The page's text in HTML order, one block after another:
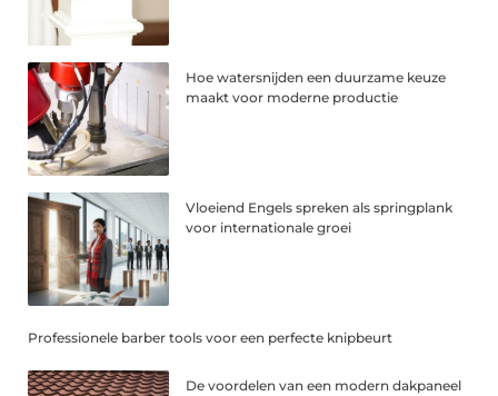
Hoe watersnijden een duurzame keuze
maakt voor moderne productie
Vloeiend Engels spreken als springplank
voor internationale groei
Professionele barber tools voor een perfecte knipbeurt
De voordelen van een modern dakpaneel